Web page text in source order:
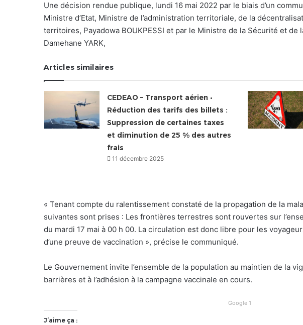
Une décision rendue publique, lundi 16 mai 2022 par le biais d’un
Ministre d’Etat, Ministre de l’administration territoriale, de la
territoires, Payadowa BOUKPESSI et par le Ministre de la Sécurité et de
Damehane YARK,
Articles similaires
CEDEAO – Transport aérien •
Réduction des tarifs des billets :
Suppression de certaines taxes
et diminution de 25 % des autres
frais
11 décembre 2025
« Tenant compte du ralentissement constaté de la propagation de la
suivantes sont prises : Les frontières terrestres sont rouvertes sur
du mardi 17 mai à 00 h 00. La circulation est donc libre pour les
d’une preuve de vaccination », précise le communiqué.
Le Gouvernement invite l’ensemble de la population au maintien de la
barrières et à l’adhésion à la campagne vaccinale en cours.
Google 1
J’aime ça :